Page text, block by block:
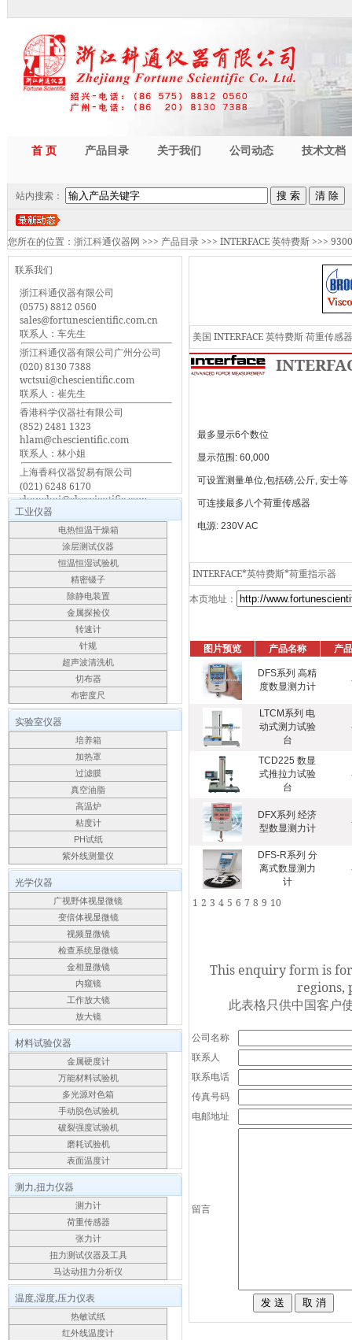
首 页 产品目录 关于我们 公司动态 技术文档
站内搜索：
您所在的位置： 浙江科通仪器网 >>> 产品目录 >>> INTERFACE 英特费斯 >>>
联系我们
浙江科通仪器有限公司
(0575) 8812 0560
sales@fortunescientific.com.cn
联系人：车先生
浙江科通仪器有限公司广州分公司
(020) 8130 7388
wctsui@chescientific.com
联系人：崔先生
香港科学仪器社有限公司
(852) 2481 1323
hlam@chescientific.com
联系人：林小姐
上海香科仪器贸易有限公司
(021) 6248 6170
shanghai@chescientific.com
联系人：车先生
工业仪器
电热恒温干燥箱
涂层测试仪器
恒温恒湿试验机
精密镊子
除静电装置
金属探捡仪
转速计
针规
超声波清洗机
切布器
布密度尺
实验室仪器
培养箱
加热罩
过滤膜
真空油脂
高温炉
粘度计
PH试纸
紫外线测量仪
光学仪器
广视野体视显微镜
变倍体视显微镜
视频显微镜
检查系统显微镜
金相显微镜
内窥镜
工作放大镜
放大镜
材料试验仪器
金属硬度计
万能材料试验机
多光源对色箱
手动脱色试验机
破裂强度试验机
磨耗试验机
表面温度计
测力,扭力仪器
测力计
荷重传感器
张力计
扭力测试仪器及工具
马达动扭力分析仪
温度,湿度,压力仪表
热敏试纸
红外线温度计
美国 INTERFACE 英特费斯 荷重传感
最多显示6个数位
显示范围: 60,000
可设置测量单位,包括磅,公斤, 安士等
可连接最多八个荷重传感器
电源: 230V AC
INTERFACE*英特费斯*荷重指示器
本页地址：
图片预览 产品名称 产
DFS系列 高精
度数显测力计
LTCM系列 电
动式测力试验
台
TCD225 数显
式推拉力试验
台
DFX系列 经济
型数显测力计
DFS-R系列 分
离式数显测力
计
1 2 3 4 5 6 7 8 9 10
This enquiry form is
regions,
此表格只供中国客户
公司名称
联系人
联系电话
传真号码
电邮地址
留言